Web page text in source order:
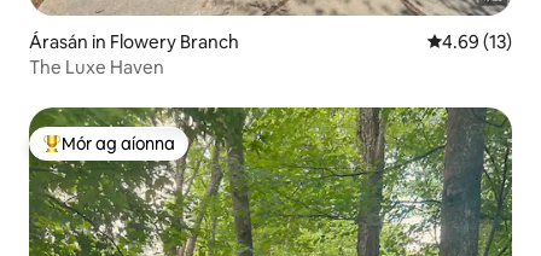
Árasán in Flowery Branch Meánrátáil
4.69 (13)
The Luxe Haven
An-mhór ag aíonna
Mór ag aíonna